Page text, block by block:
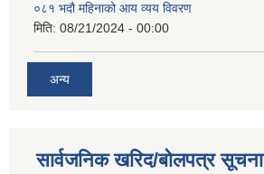
०८१ भदौ महिनाको आय व्यय विवरण
मिति: 08/21/2024 - 00:00
अन्य
सार्वजनिक खरिद/बोलपत्र सूचना